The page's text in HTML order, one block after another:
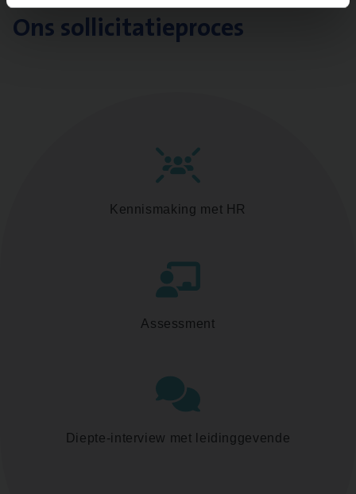
Ons sollicitatieproces
Kennismaking met HR
Assessment
Diepte-interview met leidinggevende